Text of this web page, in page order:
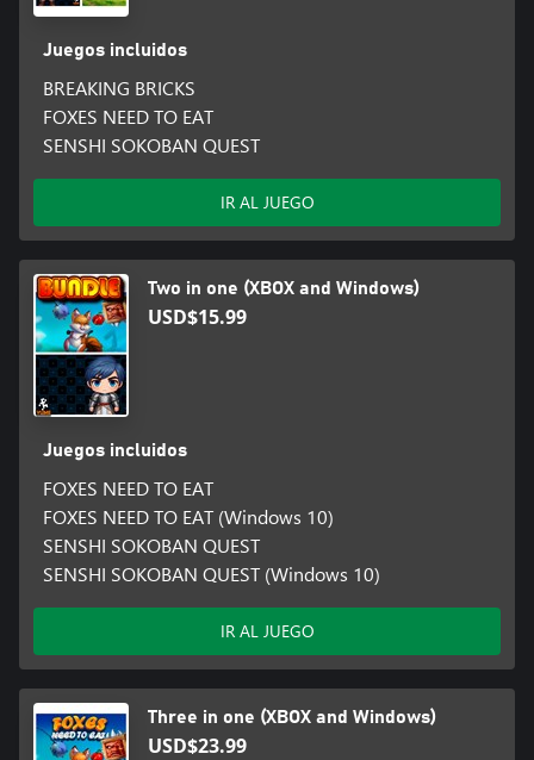
Juegos incluidos
BREAKING BRICKS
FOXES NEED TO EAT
SENSHI SOKOBAN QUEST
IR AL JUEGO
Two in one (XBOX and Windows)
USD$15.99
Juegos incluidos
FOXES NEED TO EAT
FOXES NEED TO EAT (Windows 10)
SENSHI SOKOBAN QUEST
SENSHI SOKOBAN QUEST (Windows 10)
IR AL JUEGO
Three in one (XBOX and Windows)
USD$23.99